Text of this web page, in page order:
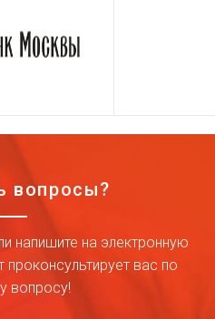
вопросы?
напишите на электронную
проконсультирует вас по
вопросу!